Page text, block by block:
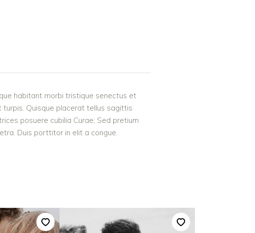
habitant morbi tristique senectus et
Quisque placerat tellus sagittis
posuere cubilia Curae; Sed pretium
Duis porttitor in elit a congue.